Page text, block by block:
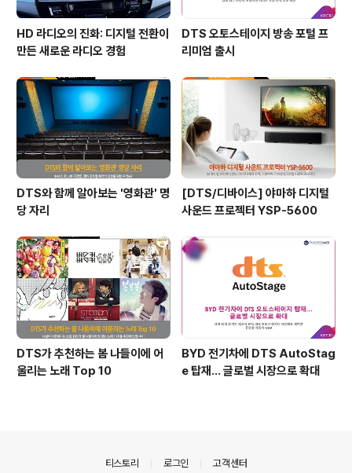
HD 라디오의 진화: 디지털 전환이
만든 새로운 라디오 경험
DTS 오토스테이지 방송 포털 프
리미엄 출시
DTS와 함께 알아보는 '영화관' 명
당 자리
[DTS/디바이스] 야마하 디지털
사운드 프로젝터 YSP-5600
DTS가 추천하는 봄 나들이에 어
울리는 노래 Top 10
BYD 전기차에 DTS AutoStag
e 탑재… 글로벌 시장으로 확대
티스토리 로그인 고객센터